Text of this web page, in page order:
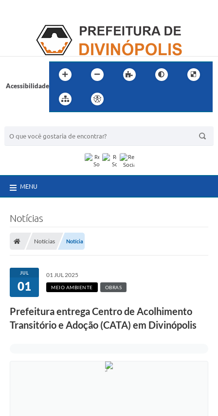
Acessibilidade
MENU
Notícias
Notícias Notícia
JUL
01
01 JUL 2025
MEIO AMBIENTE OBRAS
Prefeitura entrega Centro de Acolhimento
Transitório e Adoção (CATA) em Divinópolis